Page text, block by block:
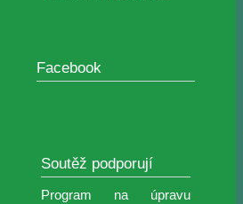
Facebook
Soutěž podporují
Program na úpravu